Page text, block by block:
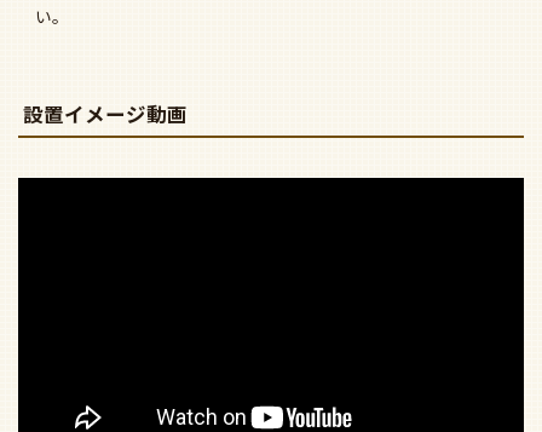
い。
設置イメージ動画